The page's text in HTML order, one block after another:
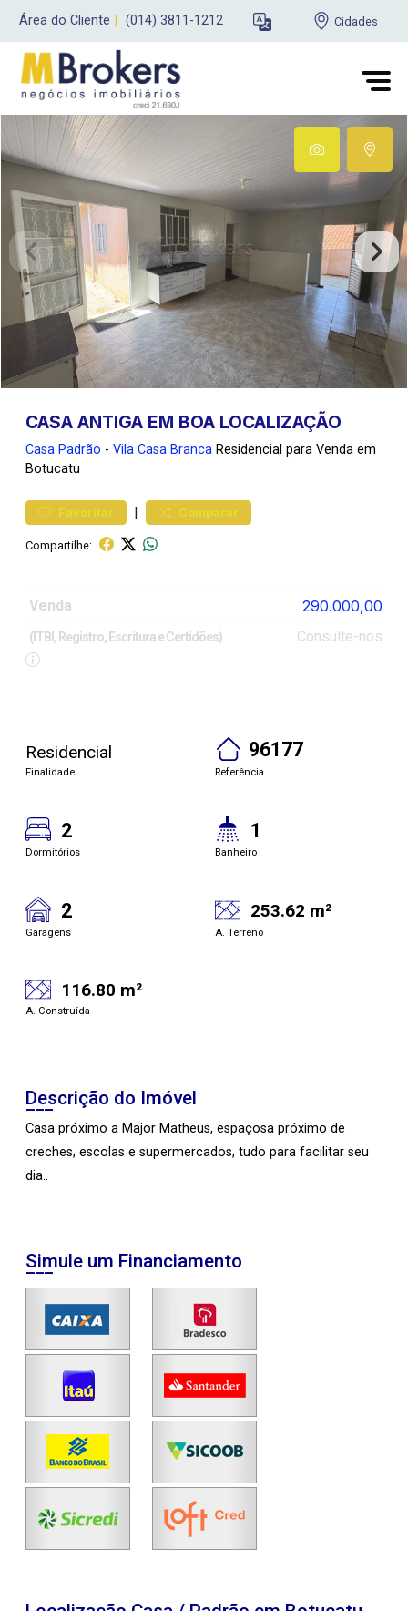
Área do Cliente (014) 3811-1212 Cidades
CASA ANTIGA EM BOA LOCALIZAÇÃO
Casa Padrão - Vila Casa Branca Residencial para Venda em
Botucatu
Favoritar | Comparar
Compartilhe:
Venda 290.000,00
(ITBI, Registro, Escritura e Certidões) Consulte-nos
Residencial
Finalidade
96177
Referência
2
Dormitórios
1
Banheiro
2
Garagens
253.62 m²
A. Terreno
116.80 m²
A. Construída
Descrição do Imóvel
Casa próximo a Major Matheus, espaçosa próximo de
creches, escolas e supermercados, tudo para facilitar seu
dia..
Simule um Financiamento